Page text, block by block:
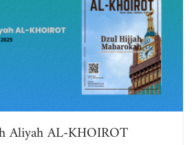
Aliyah AL-KHOIROT